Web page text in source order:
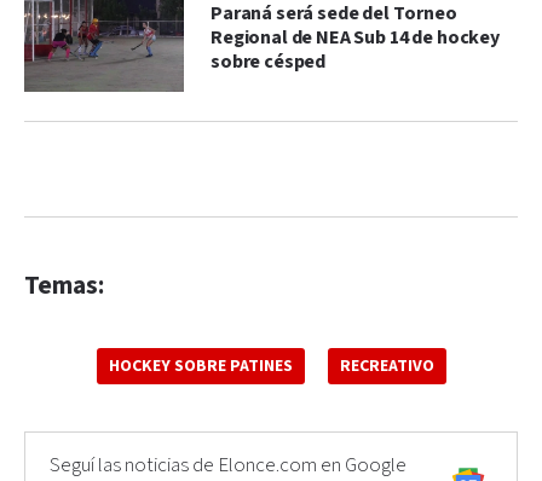
Paraná será sede del Torneo
Regional de NEA Sub 14 de hockey
sobre césped
Temas:
HOCKEY SOBRE PATINES RECREATIVO
Seguí las noticias de Elonce.com en Google